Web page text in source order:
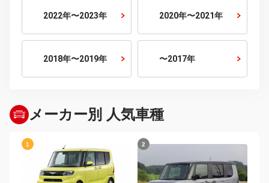
排気量から探す
800cc以下 800cc〜1500cc
1500cc〜2000cc 2000cc〜2500cc
2500cc〜3000cc 3000cc以上